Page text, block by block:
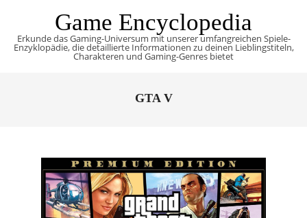
content
Game Encyclopedia
Erkunde das Gaming-Universum mit unserer umfangreichen Spiele-
Enzyklopädie, die detaillierte Informationen zu deinen Lieblingstiteln,
Charakteren und Gaming-Genres bietet
GTA V